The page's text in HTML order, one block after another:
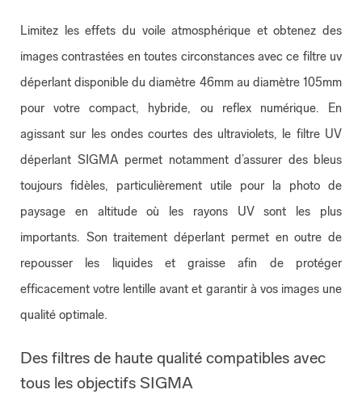
Limitez les effets du voile atmosphérique et obtenez des
images contrastées en toutes circonstances avec ce filtre uv
déperlant disponible du diamètre 46mm au diamètre 105mm
pour votre compact, hybride, ou reflex numérique. En
agissant sur les ondes courtes des ultraviolets, le filtre UV
déperlant SIGMA permet notamment d’assurer des bleus
toujours fidèles, particulièrement utile pour la photo de
paysage en altitude où les rayons UV sont les plus
importants. Son traitement déperlant permet en outre de
repousser les liquides et graisse afin de protéger
efficacement votre lentille avant et garantir à vos images une
qualité optimale.
Des filtres de haute qualité compatibles avec
tous les objectifs SIGMA